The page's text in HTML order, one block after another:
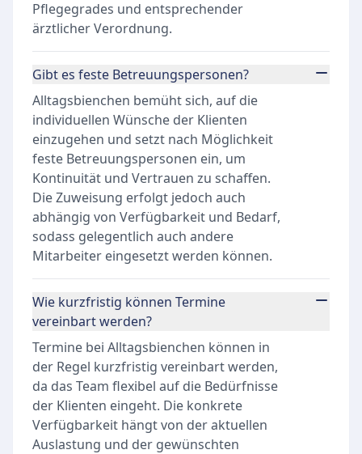
Pflegegrades und entsprechender
ärztlicher Verordnung.
Gibt es feste Betreuungspersonen?
Alltagsbienchen bemüht sich, auf die
individuellen Wünsche der Klienten
einzugehen und setzt nach Möglichkeit
feste Betreuungspersonen ein, um
Kontinuität und Vertrauen zu schaffen.
Die Zuweisung erfolgt jedoch auch
abhängig von Verfügbarkeit und Bedarf,
sodass gelegentlich auch andere
Mitarbeiter eingesetzt werden können.
Wie kurzfristig können Termine
vereinbart werden?
Termine bei Alltagsbienchen können in
der Regel kurzfristig vereinbart werden,
da das Team flexibel auf die Bedürfnisse
der Klienten eingeht. Die konkrete
Verfügbarkeit hängt von der aktuellen
Auslastung und der gewünschten